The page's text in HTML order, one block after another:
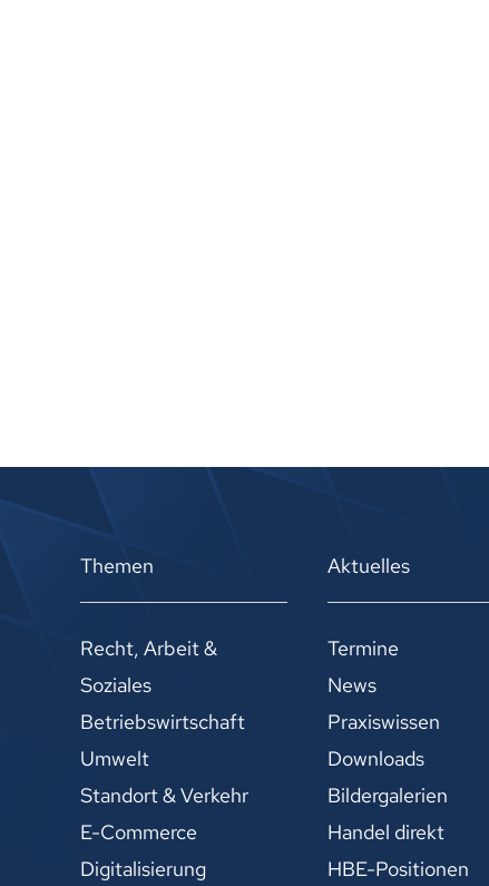
Themen
Recht, Arbeit &
Soziales
Betriebswirtschaft
Umwelt
Standort & Verkehr
E-Commerce
Digitalisierung
Aktuelles
Termine
News
Praxiswissen
Downloads
Bildergalerien
Handel direkt
HBE-Positionen